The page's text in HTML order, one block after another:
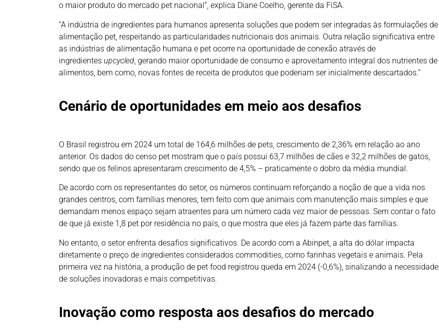
o maior produto do mercado pet nacional”, explica Diane Coelho, gerente da FiSA.
“A indústria de ingredientes para humanos apresenta soluções que podem ser integradas às formulações de
alimentação pet, respeitando as particularidades nutricionais dos animais. Outra relação significativa entre
as indústrias de alimentação humana e pet ocorre na oportunidade de conexão através de
ingredientes upcycled, gerando maior oportunidade de consumo e aproveitamento integral dos nutrientes de
alimentos, bem como, novas fontes de receita de produtos que poderiam ser inicialmente descartados.”
Cenário de oportunidades em meio aos desafios
O Brasil registrou em 2024 um total de 164,6 milhões de pets, crescimento de 2,36% em relação ao ano
anterior. Os dados do censo pet mostram que o país possui 63,7 milhões de cães e 32,2 milhões de gatos,
sendo que os felinos apresentaram crescimento de 4,5% – praticamente o dobro da média mundial.
De acordo com os representantes do setor, os números continuam reforçando a noção de que a vida nos
grandes centros, com famílias menores, tem feito com que animais com manutenção mais simples e que
demandam menos espaço sejam atraentes para um número cada vez maior de pessoas. Sem contar o fato
de que já existe 1,8 pet por residência no país, o que mostra que eles já fazem parte das famílias.
No entanto, o setor enfrenta desafios significativos. De acordo com a Abinpet, a alta do dólar impacta
diretamente o preço de ingredientes considerados commodities, como farinhas vegetais e animais. Pela
primeira vez na história, a produção de pet food registrou queda em 2024 (-0,6%), sinalizando a necessidade
de soluções inovadoras e mais competitivas.
Inovação como resposta aos desafios do mercado